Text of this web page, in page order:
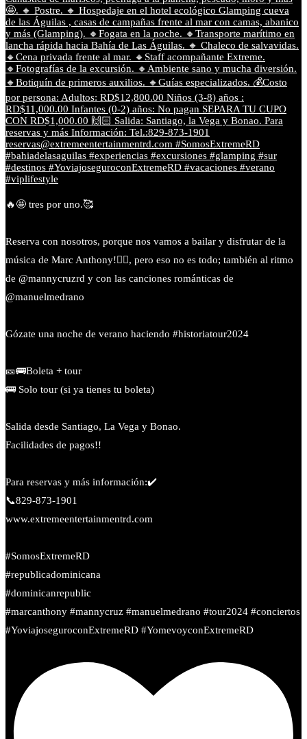
🔥🤩 tres por uno.🥰
Reserva con nosotros, porque nos vamos a bailar y disfrutar de la
música de Marc Anthony!❤️‍🔥, pero eso no es todo; también al ritmo
de @mannycruzrd y con las canciones románticas de
@manuelmedrano
Gózate una noche de verano haciendo #historiatour2024
🎫🚌Boleta + tour
🚌 Solo tour (si ya tienes tu boleta)
Salida desde Santiago, La Vega y Bonao.
Facilidades de pagos!!
Para reservas y más información:✔️
📞829-873-1901
www.extremeentertainmentrd.com
#SomosExtremeRD
#republicadominicana
#dominicanrepublic
#marcanthony #mannycruz #manuelmedrano #tour2024 #conciertos
#YoviajoseguroconExtremeRD #YomevoyconExtremeRD